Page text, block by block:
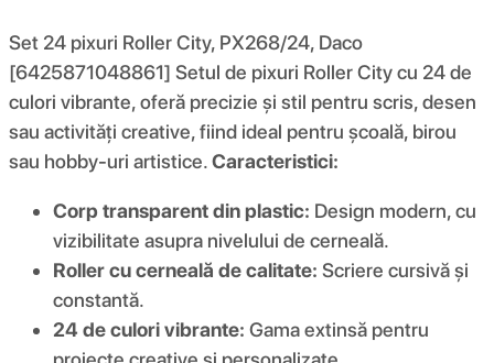
Set 24 pixuri Roller City, PX268/24, Daco
[6425871048861] Setul de pixuri Roller City cu 24 de
culori vibrante, oferă precizie și stil pentru scris, desen
sau activități creative, fiind ideal pentru școală, birou
sau hobby-uri artistice.Caracteristici:
Corp transparent din plastic: Design modern, cu
vizibilitate asupra nivelului de cerneală.
Roller cu cerneală de calitate: Scriere cursivă și
constantă.
24 de culori vibrante: Gama extinsă pentru